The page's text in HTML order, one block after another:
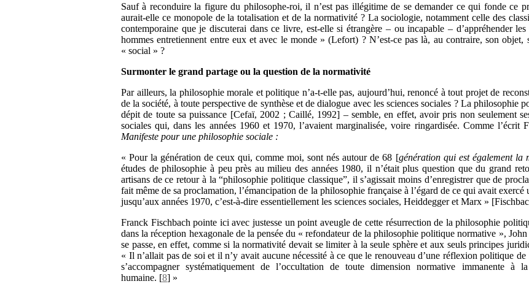
Sauf à reconduire la figure du philosophe-roi, il n’est pas illégitime de se demander ce qui fonde ce
aurait-elle ce monopole de la totalisation et de la normativité ? La sociologie, notamment celle des
contemporaine que je discuterai dans ce livre, est-elle si étrangère – ou incapable – d’appréhender
hommes entretiennent entre eux et avec le monde » (Lefort) ? N’est-ce pas là, au contraire, son
« social » ?
Surmonter le grand partage ou la question de la normativité
Par ailleurs, la philosophie morale et politique n’a-t-elle pas, aujourd’hui, renoncé à tout projet de
de la société, à toute perspective de synthèse et de dialogue avec les sciences sociales ? La philosophie
dépit de toute sa puissance [Cefaï, 2002 ; Caillé, 1992] – semble, en effet, avoir pris non seulement
sociales qui, dans les années 1960 et 1970, l’avaient marginalisée, voire ringardisée. Comme l’écrit
Manifeste pour une philosophie sociale :
« Pour la génération de ceux qui, comme moi, sont nés autour de 68 [génération qui est également la
études de philosophie à peu près au milieu des années 1980, il n’était plus question que du grand
artisans de ce retour à la “philosophie politique classique”, il s’agissait moins d’enregistrer que de
fait même de sa proclamation, l’émancipation de la philosophie française à l’égard de ce qui avait
jusqu’aux années 1970, c’est-à-dire essentiellement les sciences sociales, Heiddegger et Marx »
Franck Fischbach pointe ici avec justesse un point aveugle de cette résurrection de la philosophie
dans la réception hexagonale de la pensée du « refondateur de la philosophie politique normative »,
se passe, en effet, comme si la normativité devait se limiter à la seule sphère et aux seuls principes
« Il n’allait pas de soi et il n’y avait aucune nécessité à ce que le renouveau d’une réflexion politique
s’accompagner systématiquement de l’occultation de toute dimension normative immanente à
humaine. [8] »